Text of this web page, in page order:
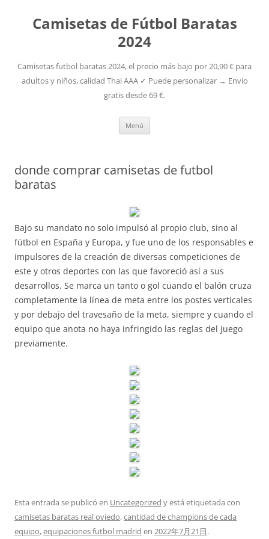
Camisetas de Fútbol Baratas
2024
Camisetas futbol baratas 2024, el precio más bajo por 20,90 € para
adultos y niños, calidad Thai AAA ✓ Puede personalizar → Envío
gratis desde 69 €.
Menú
donde comprar camisetas de futbol
baratas
Bajo su mandato no solo impulsó al propio club, sino al
fútbol en España y Europa, y fue uno de los responsables e
impulsores de la creación de diversas competiciones de
este y otros deportes con las que favoreció así a sus
desarrollos. Se marca un tanto o gol cuando el balón cruza
completamente la línea de meta entre los postes verticales
y por debajo del travesaño de la meta, siempre y cuando el
equipo que anota no haya infringido las reglas del juego
previamente.
Esta entrada se publicó en Uncategorized y está etiquetada con
camisetas baratas real oviedo,cantidad de champions de cada
equipo,equipaciones futbol madrid en 2022年7月21日.